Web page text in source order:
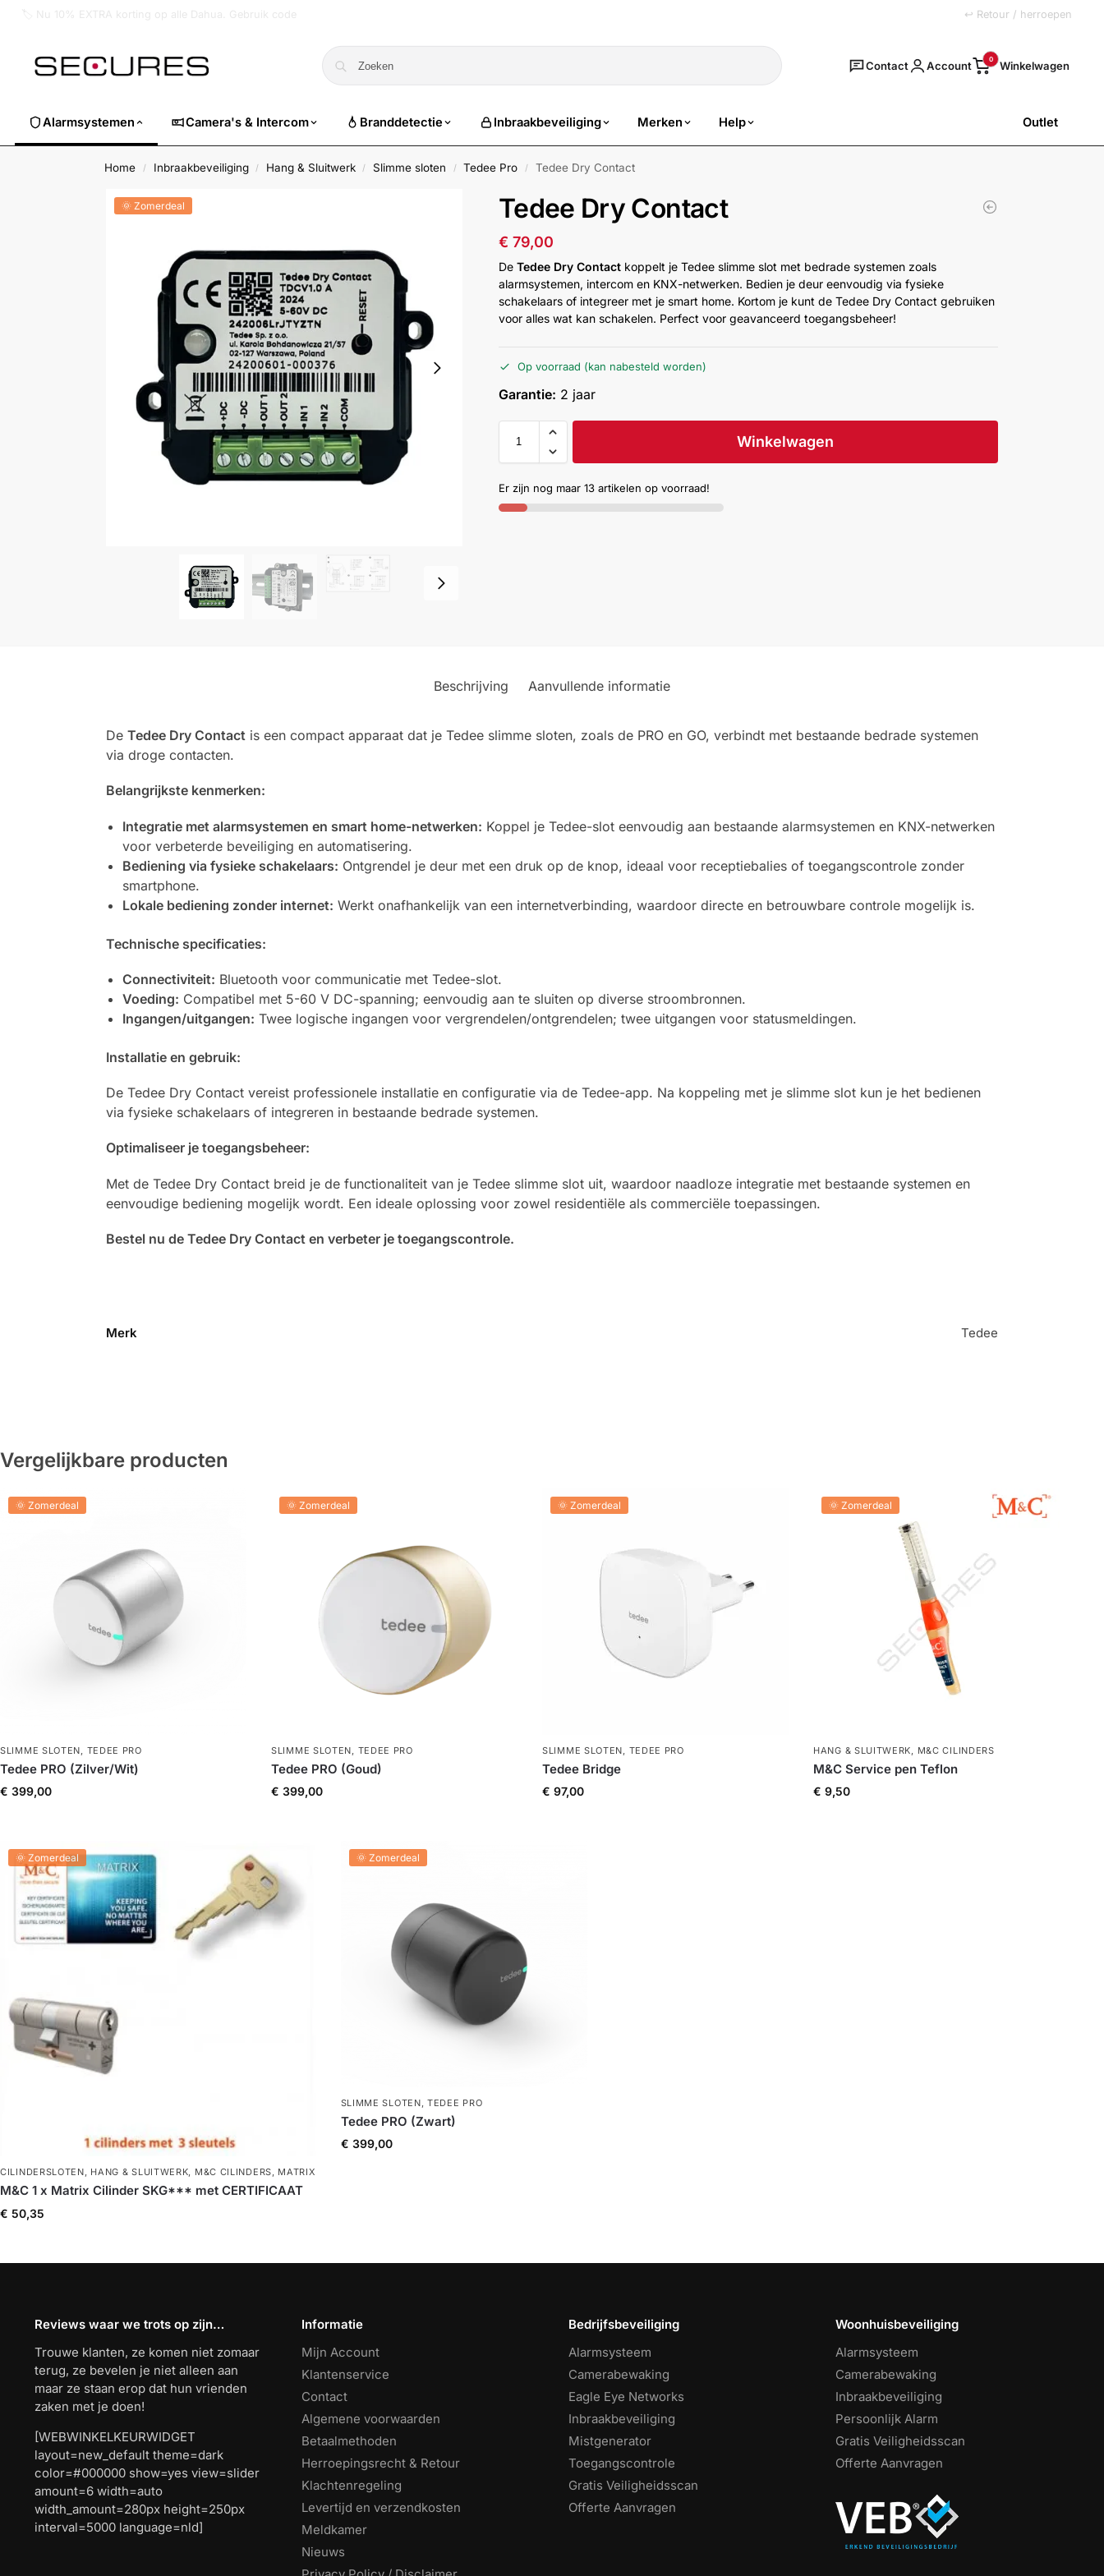
↩ Retour / herroepen
Zoeken
Contact Account 0
Alarmsystemen Camera's & Intercom Branddetectie Inbraakbeveiliging Merken Help Outlet
Home / Inbraakbeveiliging / Hang & Sluitwerk / Slimme sloten / Tedee Pro / Tedee Dry Contact
🌞 Zomerdeal Tedee Dry Contact
€ 79,00
De Tedee Dry Contactkoppelt je Tedee slimme slot met bedrade systemen zoals
alarmsystemen, intercom en KNX-netwerken. Bedien je deur eenvoudig via fysieke
schakelaars of integreer met je smart home. Kortom je kunt de Tedee Dry Contact gebruiken
voor alles wat kan schakelen. Perfect voor geavanceerd toegangsbeheer!
Op voorraad (kan nabesteld worden)
Garantie: 2 jaar
Winkelwagen
Er zijn nog maar 13 artikelen op voorraad!
Beschrijving Aanvullende informatie
De Tedee Dry Contactis een compact apparaat dat je Tedee slimme sloten, zoals de PRO en GO, verbindt met bestaande bedrade systemen
via droge contacten.
Belangrijkste kenmerken:
Integratie met alarmsystemen en smart home-netwerken: Koppel je Tedee-slot eenvoudig aan bestaande alarmsystemen en KNX-netwerken
voor verbeterde beveiliging en automatisering.
Bediening via fysieke schakelaars: Ontgrendel je deur met een druk op de knop, ideaal voor receptiebalies of toegangscontrole zonder
smartphone.
Lokale bediening zonder internet: Werkt onafhankelijk van een internetverbinding, waardoor directe en betrouwbare controle mogelijk is.
Technische specificaties:
Connectiviteit: Bluetooth voor communicatie met Tedee-slot.
Voeding: Compatibel met 5-60 V DC-spanning; eenvoudig aan te sluiten op diverse stroombronnen.
Ingangen/uitgangen: Twee logische ingangen voor vergrendelen/ontgrendelen; twee uitgangen voor statusmeldingen.
Installatie en gebruik:
De Tedee Dry Contact vereist professionele installatie en configuratie via de Tedee-app. Na koppeling met je slimme slot kun je het bedienen
via fysieke schakelaars of integreren in bestaande bedrade systemen.
Optimaliseer je toegangsbeheer:
Met de Tedee Dry Contact breid je de functionaliteit van je Tedee slimme slot uit, waardoor naadloze integratie met bestaande systemen en
eenvoudige bediening mogelijk wordt. Een ideale oplossing voor zowel residentiële als commerciële toepassingen.
Bestel nu de Tedee Dry Contact en verbeter je toegangscontrole.
Merk Tedee
Vergelijkbare producten
🌞 Zomerdeal
SLIMME SLOTEN TEDEE PRO
Tedee PRO (Zilver/Wit)
€ 399,00
🌞 Zomerdeal
SLIMME SLOTEN TEDEE PRO
Tedee PRO (Goud)
€ 399,00
🌞 Zomerdeal
SLIMME SLOTEN TEDEE PRO
Tedee Bridge
€ 97,00
🌞 Zomerdeal
HANG & SLUITWERK M&C CILINDERS
M&C Service pen Teflon
€ 9,50
🌞 Zomerdeal
CILINDERSLOTEN, HANG & SLUITWERK, M&C CILINDERS, MATRIX
M&C 1 x Matrix Cilinder SKG*** met CERTIFICAAT
€ 50,35
🌞 Zomerdeal
SLIMME SLOTEN,TEDEE PRO
Tedee PRO (Zwart)
€ 399,00
Reviews waar we trots op zijn…
Trouwe klanten, ze komen niet zomaar
terug, ze bevelen je niet alleen aan
maar ze staan erop dat hun vrienden
zaken met je doen!
[WEBWINKELKEURWIDGET
layout=new_default theme=dark
color=#000000 show=yes view=slider
amount=6 width=auto
width_amount=280px height=250px
interval=5000 language=nld]
Informatie
Mijn Account
Klantenservice
Contact
Algemene voorwaarden
Betaalmethoden
Herroepingsrecht & Retour
Klachtenregeling
Levertijd en verzendkosten
Meldkamer
Nieuws
Bedrijfsbeveiliging
Alarmsysteem
Camerabewaking
Eagle Eye Networks
Inbraakbeveiliging
Mistgenerator
Toegangscontrole
Gratis Veiligheidsscan
Offerte Aanvragen
Woonhuisbeveiliging
Alarmsysteem
Camerabewaking
Inbraakbeveiliging
Persoonlijk Alarm
Gratis Veiligheidsscan
Offerte Aanvragen